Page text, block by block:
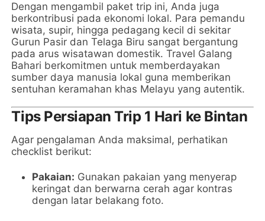
Dengan mengambil paket trip ini, Anda juga
berkontribusi pada ekonomi lokal. Para pemandu
wisata, supir, hingga pedagang kecil di sekitar
Gurun Pasir dan Telaga Biru sangat bergantung
pada arus wisatawan domestik. Travel Galang
Bahari berkomitmen untuk memberdayakan
sumber daya manusia lokal guna memberikan
sentuhan keramahan khas Melayu yang autentik.
Tips Persiapan Trip 1 Hari ke Bintan
Agar pengalaman Anda maksimal, perhatikan
checklist berikut:
Pakaian: Gunakan pakaian yang menyerap
keringat dan berwarna cerah agar kontras
dengan latar belakang foto.